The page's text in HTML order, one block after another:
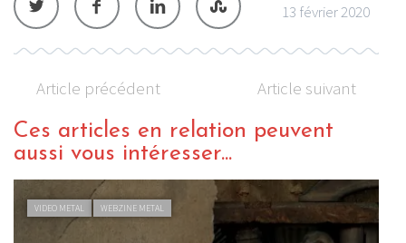
13 février 2020
Article précédent Article suivant
Ces articles en relation peuvent
aussi vous intéresser...
VIDEO METAL WEBZINE METAL